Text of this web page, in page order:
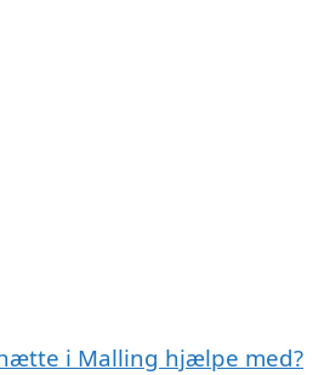
i Malling hjælpe med?